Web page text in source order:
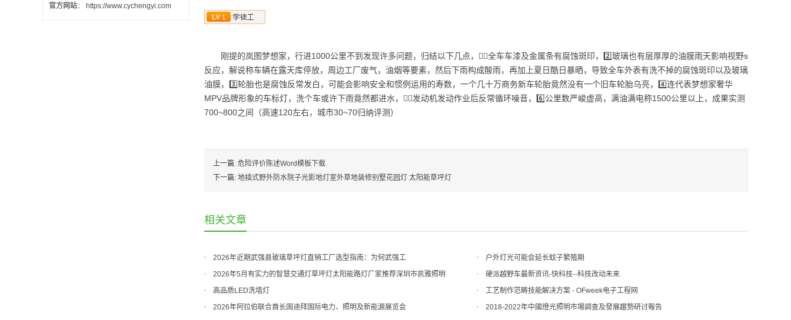
刚提的岚图梦想家，行进1000公里不到发现许多问题，归结以下几点，线️⃣全车车漆及金属条有腐蚀斑印，2️⃣玻璃也有层厚厚的油膜雨天影响视野s
反应，解说称车辆在露天库停放，周边工厂废气，油烟等要素，然后下雨构成酸雨，再加上夏日酷日暴晒，导致全车外表有洗不掉的腐蚀斑印以及玻璃
油膜，3️⃣轮胎也是腐蚀反常发白，可能会影响安全和惯例运用的寿数，一个几十万商务新车轮胎竟然没有一个旧车轮胎乌亮，4️⃣连代表梦想家奢华
MPV品牌形象的车标灯，洗个车或许下雨竟然都进水，线️⃣发动机发动作业后反常循环噪音，6️⃣公里数严峻虚高，满油满电称1500公里以上，成果实测
700~800之间（高速120左右，城市30~70归纳评测）
上一篇: 危险评价陈述Word模板下载
下一篇: 地插式野外防水院子光影地灯室外草地装修别墅花园灯 太阳能草坪灯
相关文章
2026年近期武强县玻璃草坪灯直销工厂选型指南：为何武强工
户外灯光可能会延长蚊子繁殖期
2026年5月有实力的智慧交通灯草坪灯太阳能路灯厂家推荐深圳市凯雅照明
有限公司
硬派越野车最新资讯-快科技--科技改动未来
高品质LED洗墙灯
工艺制作范畴技能解决方案 - OFweek电子工程网
2026年阿拉伯联合酋长国迪拜国际电力、照明及新能源展览会
2018-2022年中國燈光照明市場調查及發展趨勢研讨報告
官方网站： https://www.cychengyi.com